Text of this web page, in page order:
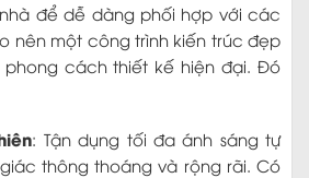
để dễ dàng phối hợp với các
nên một công trình kiến trúc đẹp
phong cách thiết kế hiện đại. Đó
: Tận dụng tối đa ánh sáng tự
thông thoáng và rộng rãi. Có